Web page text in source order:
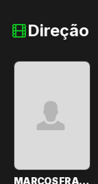
Direção
MARCOS FRANÇA